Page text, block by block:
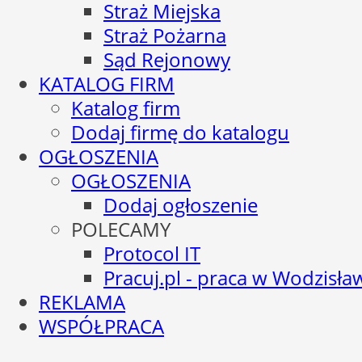
Straż Miejska
Straż Pożarna
Sąd Rejonowy
KATALOG FIRM
Katalog firm
Dodaj firmę do katalogu
OGŁOSZENIA
OGŁOSZENIA
Dodaj ogłoszenie
POLECAMY
Protocol IT
Pracuj.pl - praca w
REKLAMA
WSPÓŁPRACA